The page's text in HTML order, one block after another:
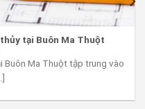
tại Buôn Ma Thuột
Buôn Ma Thuột tập trung vào